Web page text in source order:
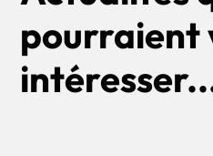
pourraient